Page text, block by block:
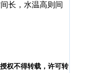
长，水温高则间
权不得转载，许可转